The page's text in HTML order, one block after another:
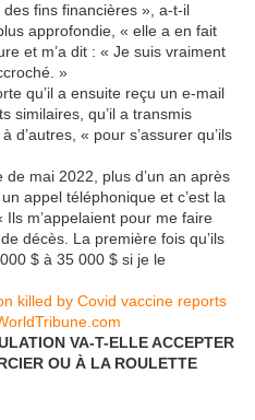
fins financières », a-t-il
approfondie, « elle a en fait
et m’a dit : « Je suis vraiment
»
qu’il a ensuite reçu un e-mail
similaires, qu’il a transmis
d’autres, « pour s’assurer qu’ils
mai 2022, plus d’un an après
appel téléphonique et c’est la
m’appelaient pour me faire
décès. La première fois qu’ils
$ à 35 000 $ si je le
killed by Covid vaccine reports
VA-T-ELLE ACCEPTER
OU À LA ROULETTE